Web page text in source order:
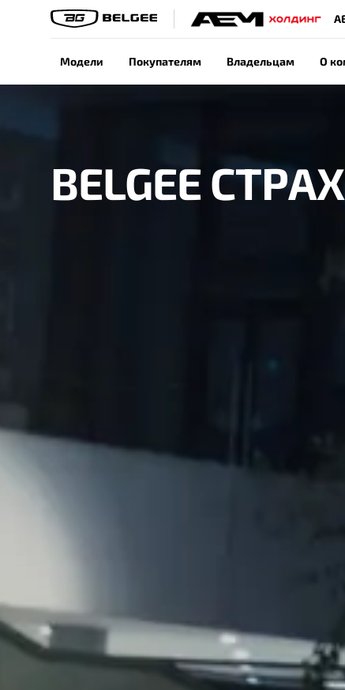
Модели Покупателям Владельцам О
BELGEE